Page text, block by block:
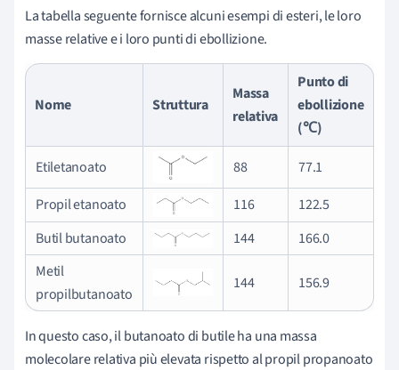
La tabella seguente fornisce alcuni esempi di esteri, le loro
masse relative e i loro punti di ebollizione.
Nome Struttura
Massa
relativa
Punto di
ebollizione
(℃)
Etiletanoato
88
77.1
Propil etanoato
116
122.5
Butil butanoato
144
166.0
Metil
propilbutanoato
144 156.9
In questo caso, il butanoato di butile ha una massa
molecolare relativa più elevata rispetto al propil propanoato